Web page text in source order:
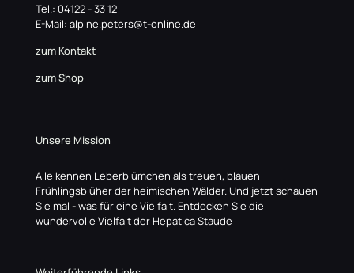
Tel.: 04122 - 33 12
E-Mail: alpine.peters@t-online.de
zum Kontakt
zum Shop
Unsere Mission
Alle kennen Leberblümchen als treuen, blauen
Frühlingsblüher der heimischen Wälder. Und jetzt schauen
Sie mal - was für eine Vielfalt. Entdecken Sie die
wundervolle Vielfalt der Hepatica Staude